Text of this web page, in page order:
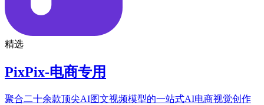
精选
PixPix-电商专用
聚合二十余款顶尖AI图文视频模型的一站式AI电商视觉创作